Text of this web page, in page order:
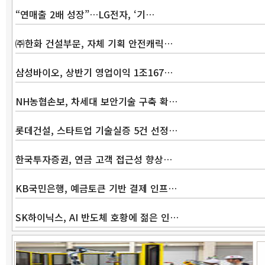
“연매출 2배 성장”…LG전자, ‘기…
㈜한화 건설부문, 자체 기획 안전캐릭…
삼성바이오, 상반기 영업이익 1조167…
NH농협손보, 차세대 보안기술 구축 확…
롯데건설, 스타트업 기술실증 5건 선정…
한국투자증권, 연금 고객 접근성 향상…
KB국민은행, 예금토큰 기반 결제 인프…
SK하이닉스, AI 반도체 호황에 젊은 인…